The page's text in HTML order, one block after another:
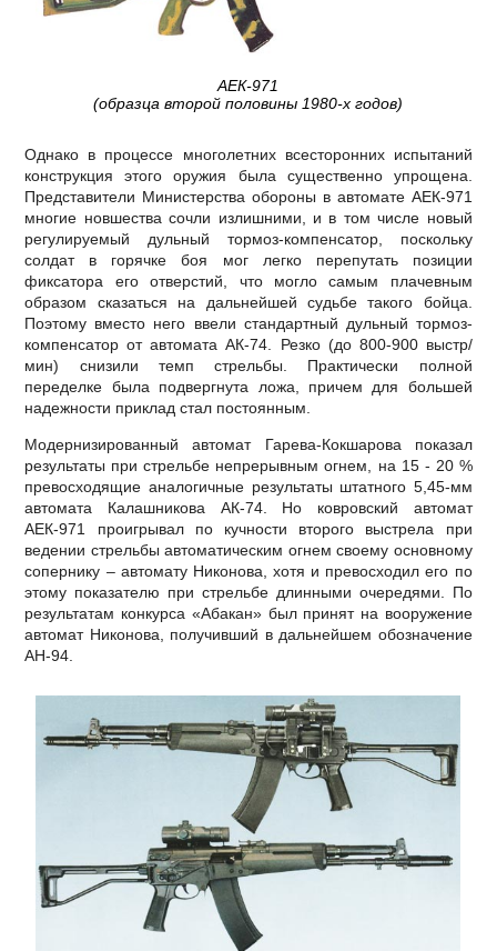
АЕК-971
(образца второй половины 1980-х годов)
Однако в процессе многолетних всесторонних испытаний
конструкция этого оружия была существенно упрощена.
Представители Министерства обороны в автомате АЕК-971
многие новшества сочли излишними, и в том числе новый
регулируемый дульный тормоз-компенсатор, поскольку
солдат в горячке боя мог легко перепутать позиции
фиксатора его отверстий, что могло самым плачевным
образом сказаться на дальнейшей судьбе такого бойца.
Поэтому вместо него ввели стандартный дульный тормоз-
компенсатор от автомата АК-74. Резко (до 800-900 выстр/
мин) снизили темп стрельбы. Практически полной
переделке была подвергнута ложа, причем для большей
надежности приклад стал постоянным.
Модернизированный автомат Гарева-Кокшарова показал
результаты при стрельбе непрерывным огнем, на 15 - 20 %
превосходящие аналогичные результаты штатного 5,45-мм
автомата Калашникова АК-74. Но ковровский автомат
АЕК-971 проигрывал по кучности второго выстрела при
ведении стрельбы автоматическим огнем своему основному
сопернику – автомату Никонова, хотя и превосходил его по
этому показателю при стрельбе длинными очередями. По
результатам конкурса «Абакан» был принят на вооружение
автомат Никонова, получивший в дальнейшем обозначение
АН-94.